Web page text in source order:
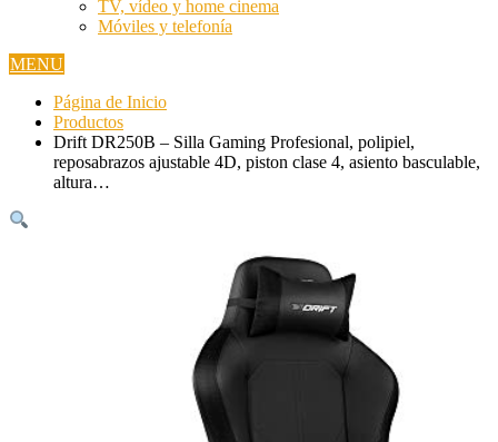
TV, vídeo y home cinema
Móviles y telefonía
MENU
Página de Inicio
Productos
Drift DR250B – Silla Gaming Profesional, polipiel,
reposabrazos ajustable 4D, piston clase 4, asiento basculable,
altura…